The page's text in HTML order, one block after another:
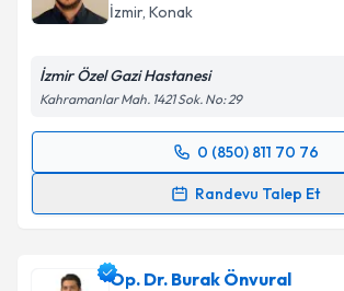
İzmir, Konak
İzmir Özel Gazi Hastanesi
Kahramanlar Mah. 1421 Sok. No: 29
0 (850) 811 70 76
Randevu Talep Et
Randevu Takvimi Talebi
takvim hazırlandığında e-posta ile
Op. Dr. Burak Önvural